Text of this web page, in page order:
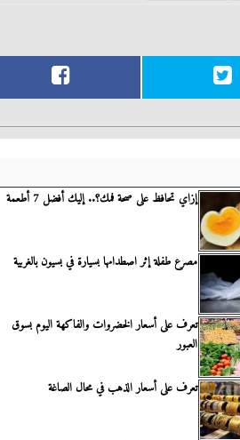
إزاي تحافظ على صحة فمك؟.. إليك أفضل 7 أطعمة
مصرع طفلة إثر اصطدامها بسيارة في بسيون بالغربية
تعرف على أسعار الخضروات والفاكهة اليوم بسوق
العبور
تعرف على أسعار الذهب في محال الصاغة